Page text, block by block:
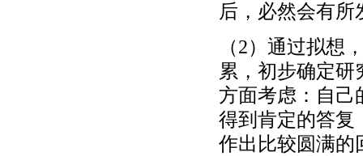
后，必然会有
（2）通过拟想
累，初步确定
方面考虑：自己
得到肯定的答复
作出比较圆满的